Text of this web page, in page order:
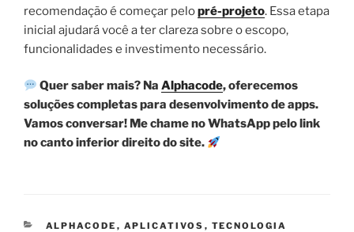
recomendação é começar pelopré-projeto. Essa etapa
inicial ajudará você a ter clareza sobre o escopo,
funcionalidades e investimento necessário.
Quer saber mais? NaAlphacode, oferecemos
soluções completas para desenvolvimento de apps.
Vamos conversar! Me chame no WhatsApp pelo link
no canto inferior direito do site.
CATEGORIAS
ALPHACODE , APLICATIVOS , TECNOLOGIA